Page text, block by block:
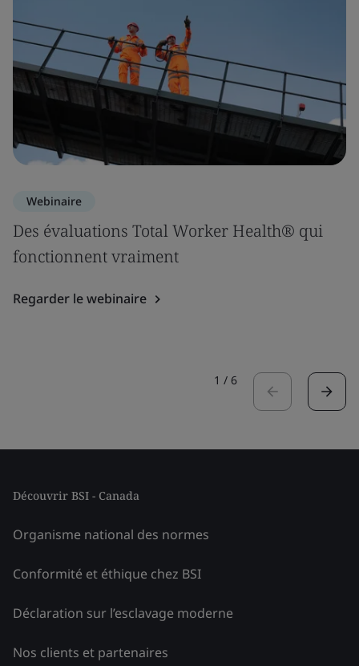
Webinaire
Des évaluations Total Worker Health® qui
fonctionnent vraiment
Regarder le webinaire
1 / 6
Découvrir BSI - Canada
Organisme national des normes
Conformité et éthique chez BSI
Déclaration sur l’esclavage moderne
Nos clients et partenaires